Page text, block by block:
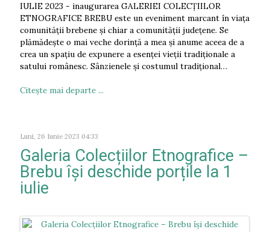
IULIE 2023 - inaugurarea GALERIEI COLECȚIILOR
ETNOGRAFICE BREBU este un eveniment marcant în viața
comunității brebene și chiar a comunității județene. Se
plămădește o mai veche dorință a mea și anume aceea de a
crea un spațiu de expunere a esenței vieții tradiționale a
satului românesc. Sânzienele și costumul tradițional…
Citeşte mai departe ...
Luni, 26 Iunie 2023 04:33
Galeria Colecțiilor Etnografice –
Brebu își deschide porțile la 1
iulie